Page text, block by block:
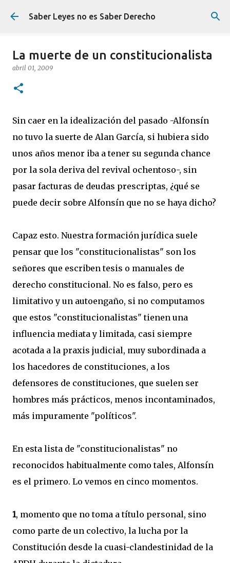
Ir al contenido principal
Saber Leyes no es Saber Derecho
La muerte de un constitucionalista
abril 01, 2009
Sin caer en la idealización del pasado -Alfonsín
no tuvo la suerte de Alan García, si hubiera sido
unos años menor iba a tener su segunda chance
por la sola deriva del revival ochentoso-, sin
pasar facturas de deudas prescriptas, ¿qué se
puede decir sobre Alfonsín que no se haya dicho?
Capaz esto. Nuestra formación jurídica suele
pensar que los "constitucionalistas" son los
señores que escriben tesis o manuales de
derecho constitucional. No es falso, pero es
limitativo y un autoengaño, si no computamos
que estos "constitucionalistas" tienen una
influencia mediata y limitada, casi siempre
acotada a la praxis judicial, muy subordinada a
los hacedores de constituciones, a los
defensores de constituciones, que suelen ser
hombres más prácticos, menos incontaminados,
más impuramente "políticos".
En esta lista de "constitucionalistas" no
reconocidos habitualmente como tales, Alfonsín
es el primero. Lo vemos en cinco momentos.
1, momento que no toma a título personal, sino
como parte de un colectivo, la lucha por la
Constitución desde la cuasi-clandestinidad de la